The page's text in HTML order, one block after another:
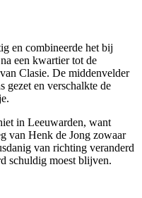
en combineerde het bij
een kwartier tot de
Clasie. De middenvelder
gezet en verschalkte de
in Leeuwarden, want
van Henk de Jong zowaar
van richting veranderd
schuldig moest blijven.